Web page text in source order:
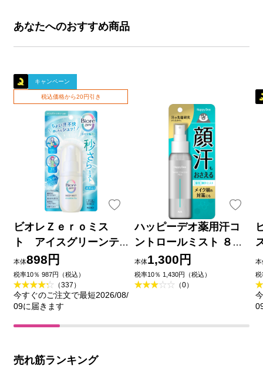
あなたへのおすすめ商品
キャンペーン
税込価格から20円引き
ビオレＺｅｒｏミス
ト アイスグリーンテ
ィーの香り ６０ｍＬ 花
王
本体898円
税率10％ 987円（税込）
（337）
今すぐのご注文で最短2026/08/
09に届きます
ハッピーデオ薬用汗コ
ントロールミスト ８０
ｍｌ マンダム (医薬部外
品)
本体1,300円
税率10％ 1,430円（税込）
（0）
本
税
売れ筋ランキング